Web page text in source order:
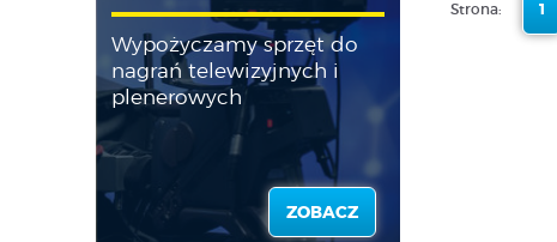
Wypożyczamy sprzęt do
nagrań telewizyjnych i
plenerowych
ZOBACZ
Strona: 1